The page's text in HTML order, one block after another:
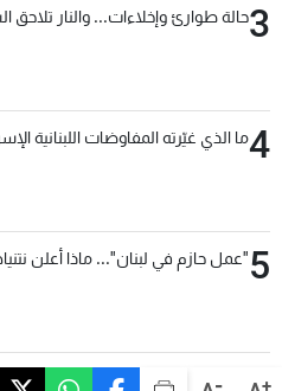
+
3حالة طوارئ وإخلاءات... والنار تلاحق
4ما الذي غيّرته المفاوضات اللبنانية
5"عمل حازم في لبنان"... ماذا أعلن